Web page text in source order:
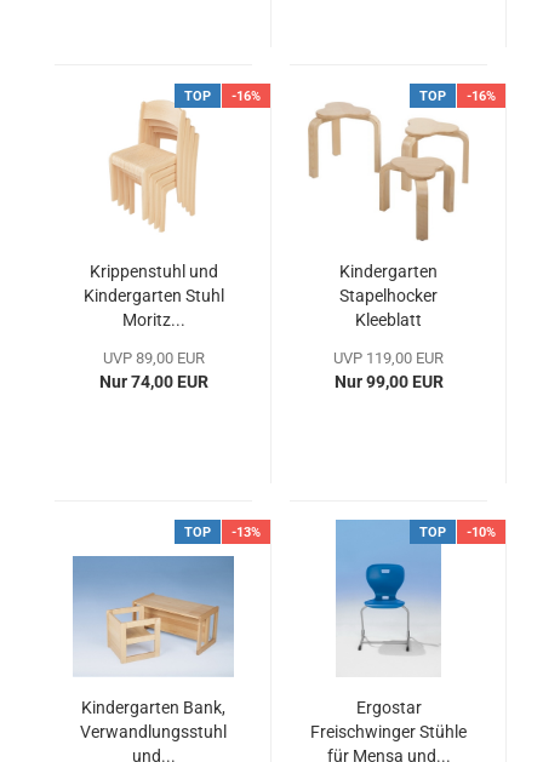
TOP -16%
Krippenstuhl und
Kindergarten Stuhl
Moritz...
UVP 89,00 EUR
Nur 74,00 EUR
TOP -16%
Kindergarten
Stapelhocker
Kleeblatt
UVP 119,00 EUR
Nur 99,00 EUR
TOP -13%
Kindergarten Bank,
Verwandlungsstuhl
und...
TOP -10%
Ergostar
Freischwinger Stühle
für Mensa und...